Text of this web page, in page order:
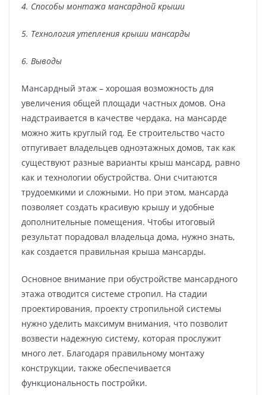
4. Способы монтажа мансардной крыши
5. Технология утепления крыши мансарды
6. Выводы
Мансардный этаж – хорошая возможность для
увеличения общей площади частных домов. Она
надстраивается в качестве чердака, на мансарде
можно жить круглый год. Ее строительство часто
отпугивает владельцев одноэтажных домов, так как
существуют разные варианты крыш мансард, равно
как и технологии обустройства. Они считаются
трудоемкими и сложными. Но при этом, мансарда
позволяет создать красивую крышу и удобные
дополнительные помещения. Чтобы итоговый
результат порадовал владельца дома, нужно знать,
как создается правильная крыша мансарды.
Основное внимание при обустройстве мансардного
этажа отводится системе стропил. На стадии
проектирования, проекту стропильной системы
нужно уделить максимум внимания, что позволит
возвести надежную систему, которая прослужит
много лет. Благодаря правильному монтажу
конструкции, также обеспечивается
функциональность постройки.